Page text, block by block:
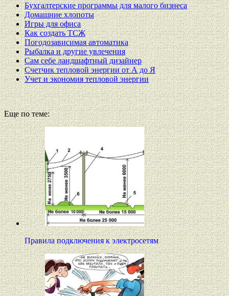
Бухгалтерские программы для малого бизнеса
Домашние хлопоты
Игры для офиса
Как создать ТСЖ
Погодозависимая автоматика
Рыбалка и другие увлечения
Сам себе ландшафтный дизайнер
Счетчик тепловой энергии от А до Я
Учет и экономия тепловой энергии
Еще по теме:
Правила подключения к электросетям